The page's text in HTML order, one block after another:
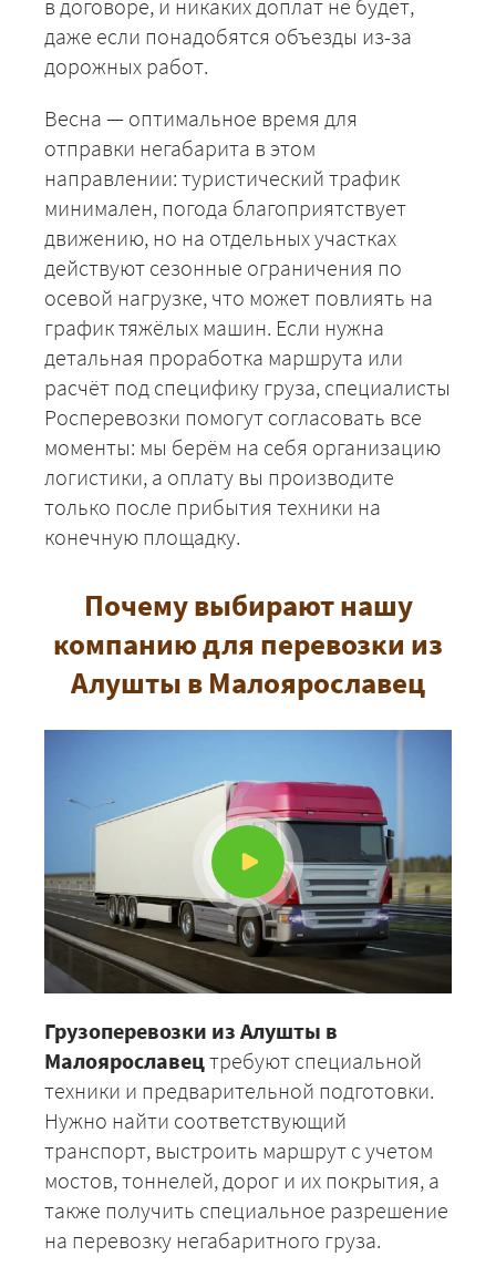
в договоре, и никаких доплат не будет,
даже если понадобятся объезды из-за
дорожных работ.
Весна — оптимальное время для
отправки негабарита в этом
направлении: туристический трафик
минимален, погода благоприятствует
движению, но на отдельных участках
действуют сезонные ограничения по
осевой нагрузке, что может повлиять на
график тяжёлых машин. Если нужна
детальная проработка маршрута или
расчёт под специфику груза, специалисты
Росперевозки помогут согласовать все
моменты: мы берём на себя организацию
логистики, а оплату вы производите
только после прибытия техники на
конечную площадку.
Почему выбирают нашу
компанию для перевозки из
Алушты в Малоярославец
Грузоперевозки из Алушты в
Малоярославецтребуют специальной
техники и предварительной подготовки.
Нужно найти соответствующий
транспорт, выстроить маршрут с учетом
мостов, тоннелей, дорог и их покрытия, а
также получить специальное разрешение
на перевозку негабаритного груза.
+7 (499) 520-05-23
ЗАКАЗАТЬ